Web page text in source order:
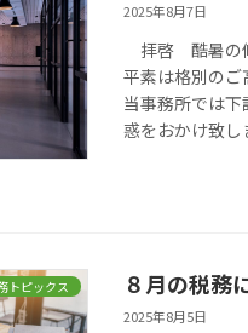
2025年8月7日
拝啓 酷暑の
平素は格別の
当事務所では
惑をおかけ致
トピックス ８月の税務
2025年8月5日